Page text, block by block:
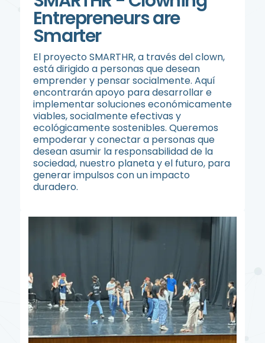
Entrepreneurs are
Smarter
El proyecto SMARTHR, a través del clown,
está dirigido a personas que desean
emprender y pensar socialmente. Aquí
encontrarán apoyo para desarrollar e
implementar soluciones económicamente
viables, socialmente efectivas y
ecológicamente sostenibles. Queremos
empoderar y conectar a personas que
desean asumir la responsabilidad de la
sociedad, nuestro planeta y el futuro, para
generar impulsos con un impacto
duradero.